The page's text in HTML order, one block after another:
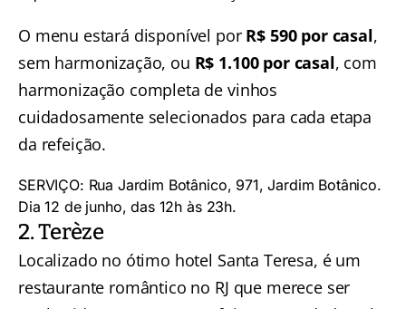
O menu estará disponível por R$ 590 por casal,
sem harmonização, ou R$ 1.100 por casal, com
harmonização completa de vinhos
cuidadosamente selecionados para cada etapa
da refeição.
SERVIÇO: Rua Jardim Botânico, 971, Jardim Botânico.
Dia 12 de junho, das 12h às 23h.
2. Terèze
Localizado no ótimo hotel Santa Teresa, é um
restaurante romântico no RJ que merece ser